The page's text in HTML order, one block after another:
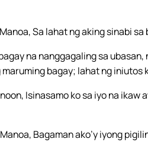
Sa lahat ng aking sinabi
na nanggagaling sa
bagay; lahat ng iniutos
Isinasamo ko sa iyo na
Bagaman ako’y iyong